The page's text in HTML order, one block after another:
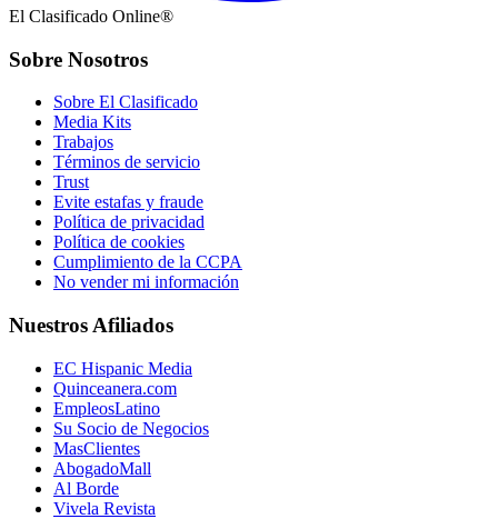
El Clasificado Online®
Sobre Nosotros
Sobre El Clasificado
Media Kits
Trabajos
Términos de servicio
Trust
Evite estafas y fraude
Política de privacidad
Política de cookies
Cumplimiento de la CCPA
No vender mi información
Nuestros Afiliados
EC Hispanic Media
Quinceanera.com
EmpleosLatino
Su Socio de Negocios
MasClientes
AbogadoMall
Al Borde
Vivela Revista